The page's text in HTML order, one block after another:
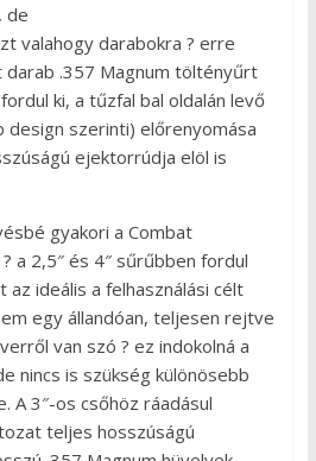
de
valahogy darabokra ? erre
darab .357 Magnum töltényűrt
ki, a tűzfal bal oldalán levő
szerinti) előrenyomása
ejektorrúdja elöl is
gyakori a Combat
a 2,5″ és 4″ sűrűbben fordul
az ideális a felhasználási célt
egy állandóan, teljesen rejtve
van szó ? ez indokolná a
nincs is szükség különösebb
A 3″-os csőhöz ráadásul
teljes hosszúságú